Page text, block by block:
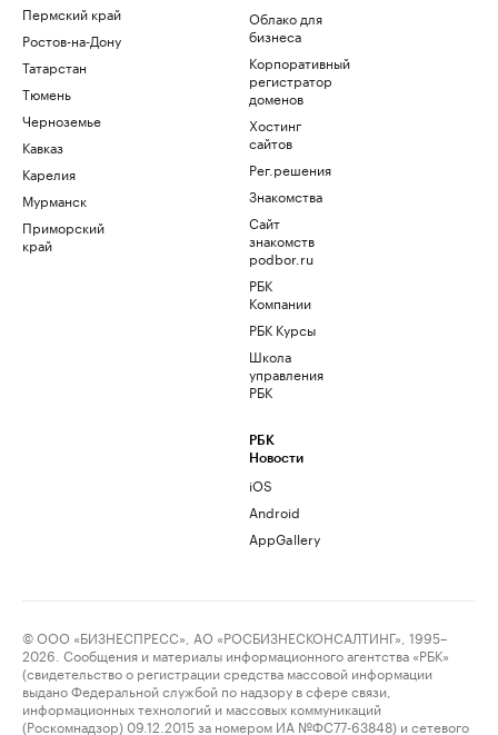
Пермский край
Ростов-на-Дону
Татарстан
Тюмень
Черноземье
Кавказ
Карелия
Мурманск
Приморский
край
Облако для
бизнеса
Корпоративный
регистратор
доменов
Хостинг
сайтов
Рег.решения
Знакомства
Сайт
знакомств
podbor.ru
РБК
Компании
РБК Курсы
Школа
управления
РБК
РБК
Новости
iOS
Android
AppGallery
© ООО «БИЗНЕСПРЕСС», АО «РОСБИЗНЕСКОНСАЛТИНГ», 1995–
2026. Сообщения и материалы информационного агентства «РБК»
(свидетельство о регистрации средства массовой информации
выдано Федеральной службой по надзору в сфере связи,
информационных технологий и массовых коммуникаций
(Роскомнадзор) 09.12.2015 за номером ИА №ФС77-63848) и сетевого